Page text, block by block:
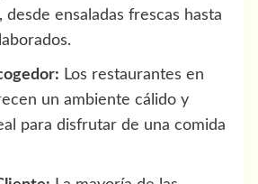
desde ensaladas frescas hasta
Los restaurantes en
un ambiente cálido y
para disfrutar de una comida